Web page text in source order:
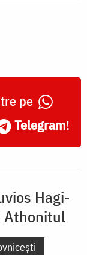
pe
Telegram!
Hagi-
Athonitul